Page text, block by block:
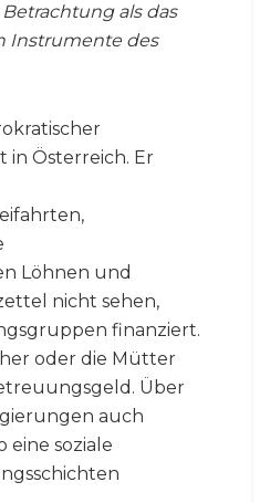
als das
Instrumente des
in Österreich. Er
Löhnen und
nicht sehen,
finanziert.
oder die Mütter
Über
auch
soziale